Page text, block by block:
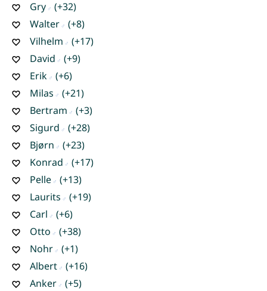
Gry
(+32)
Walter
(+8)
Vilhelm
(+17)
David
(+9)
Erik
(+6)
Milas
(+21)
Bertram
(+3)
Sigurd
(+28)
Bjørn
(+23)
Konrad
(+17)
Pelle
(+13)
Laurits
(+19)
Carl
(+6)
Otto
(+38)
Nohr
(+1)
Albert
(+16)
Anker
(+5)